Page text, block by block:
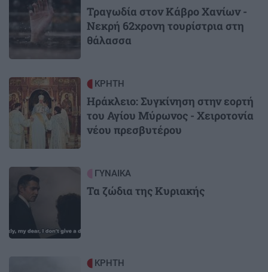
Τραγωδία στον Κάβρο Χανίων -
Νεκρή 62χρονη τουρίστρια στη
θάλασσα
Image ΚΡΗΤΗ
Ηράκλειο: Συγκίνηση στην εορτή
του Αγίου Μύρωνος - Χειροτονία
νέου πρεσβυτέρου
Image ΓΥΝΑΙΚΑ
Τα ζώδια της Κυριακής
ΚΡΗΤΗ